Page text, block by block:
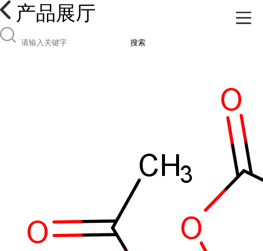
产品展厅
搜索